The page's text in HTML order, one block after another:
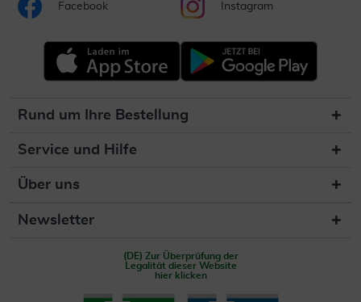
Facebook Instagram
Rund um Ihre Bestellung
Service und Hilfe
Über uns
Newsletter
(DE) Zur Überprüfung der
Legalität dieser Website
hier klicken